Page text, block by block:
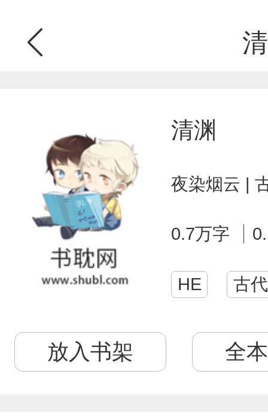
清渊
夜染烟云 |
0.7万字
HE 古代
放入书架 全